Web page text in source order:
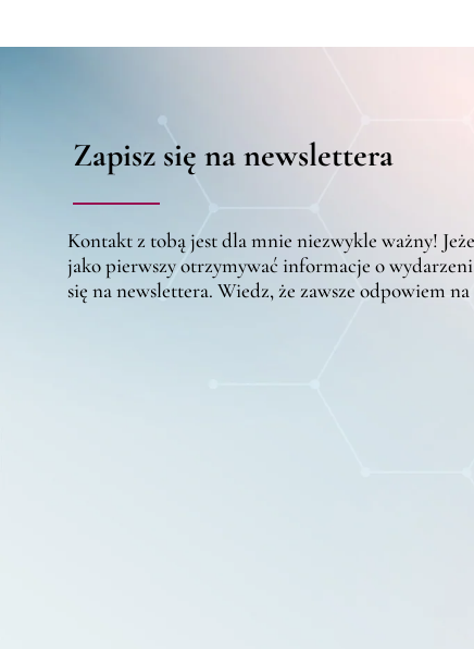
Zapisz się na newslettera
Kontakt z tobą jest dla mnie niezwykle ważny!
jako pierwszy otrzymywać informacje o
się na newslettera. Wiedz, że zawsze odpowiem